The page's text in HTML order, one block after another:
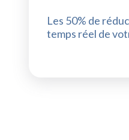
Les 50% de
temps réel de